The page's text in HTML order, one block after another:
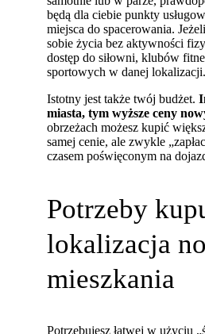
będą dla ciebie punkty
miejsca do spacerowania.
sobie życia bez aktywności
dostęp do siłowni, klubów
sportowych w danej lokalizacji.
Istotny jest także twój budżet.
miasta, tym wyższe ceny
obrzeżach możesz kupić
samej cenie, ale zwykle
czasem poświęconym na
Potrzeby
lokalizacja
mieszkania
Potrzebujesz łatwej w użyciu